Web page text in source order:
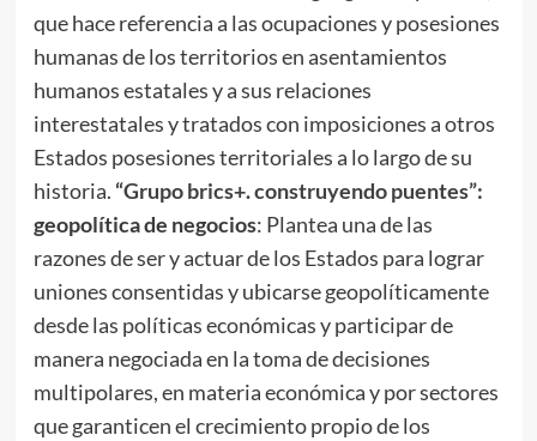
que hace referencia a las ocupaciones y posesiones
humanas de los territorios en asentamientos
humanos estatales y a sus relaciones
interestatales y tratados con imposiciones a otros
Estados posesiones territoriales a lo largo de su
historia. “Grupo brics+. construyendo puentes”:
geopolítica de negocios: Plantea una de las
razones de ser y actuar de los Estados para lograr
uniones consentidas y ubicarse geopolíticamente
desde las políticas económicas y participar de
manera negociada en la toma de decisiones
multipolares, en materia económica y por sectores
que garanticen el crecimiento propio de los